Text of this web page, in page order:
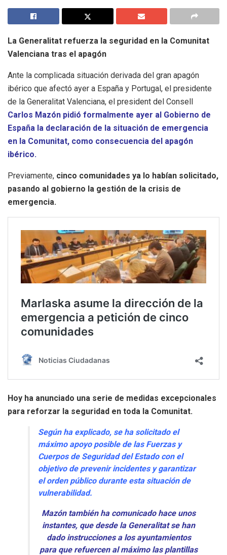
La Generalitat refuerza la seguridad en la Comunitat
Valenciana tras el apagón
Ante la complicada situación derivada del gran apagón
ibérico que afectó ayer a España y Portugal, el presidente
de la Generalitat Valenciana, el president del Consell
Carlos Mazón pidió formalmente ayer al Gobierno de
España la declaración de la situación de emergencia
en la Comunitat, como consecuencia del apagón
ibérico.
Previamente, cinco comunidades ya lo habían solicitado,
pasando al gobierno la gestión de la crisis de
emergencia.
Hoy ha anunciado una serie de medidas excepcionales
para reforzar la seguridad en toda la Comunitat.
Según ha explicado, se ha solicitado el
máximo apoyo posible de las Fuerzas y
Cuerpos de Seguridad del Estado con el
objetivo de prevenir incidentes y garantizar
el orden público durante esta situación de
vulnerabilidad.
Mazón también ha comunicado hace unos
instantes, que desde la Generalitat se han
dado instrucciones a los ayuntamientos
para que refuercen al máximo las plantillas